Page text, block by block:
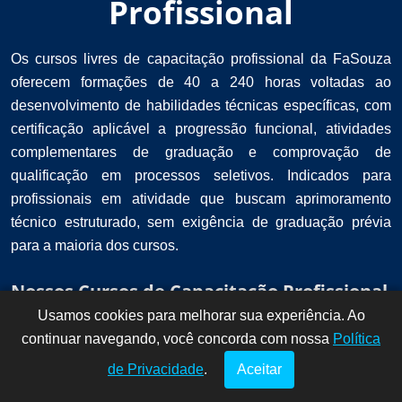
Profissional
Os cursos livres de capacitação profissional da FaSouza
oferecem formações de 40 a 240 horas voltadas ao
desenvolvimento de habilidades técnicas específicas, com
certificação aplicável a progressão funcional, atividades
complementares de graduação e comprovação de
qualificação em processos seletivos. Indicados para
profissionais em atividade que buscam aprimoramento
técnico estruturado, sem exigência de graduação prévia
para a maioria dos cursos.
Nossos Cursos de Capacitação Profissional
!
Dúvidas? Fale
conosco por
aqui!
Usamos cookies para melhorar sua experiência. Ao
continuar navegando, você concorda com nossa Política
de Privacidade. Aceitar